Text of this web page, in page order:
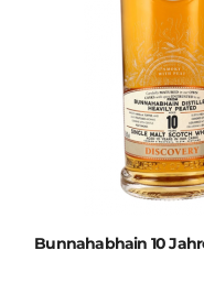
Bunnahabhain 10